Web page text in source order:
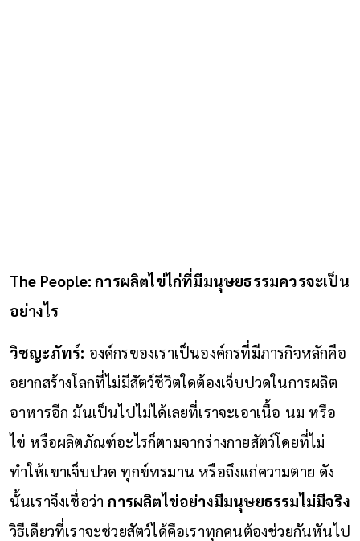
The People: การผลิตไข่ไก่ที่มีมนุษยธรรมควรจะเป็น
อย่างไร
วิชญะภัทร์: องค์กรของเราเป็นองค์กรที่มีภารกิจหลักคือ
อยากสร้างโลกที่ไม่มีสัตว์ชีวิตใดต้องเจ็บปวดในการผลิต
อาหารอีก มันเป็นไปไม่ได้เลยที่เราจะเอาเนื้อ นม หรือ
ไข่ หรือผลิตภัณฑ์อะไรก็ตามจากร่างกายสัตว์โดยที่ไม่
ทำให้เขาเจ็บปวด ทุกข์ทรมาน หรือถึงแก่ความตาย ดัง
นั้นเราจึงเชื่อว่าการผลิตไข่อย่างมีมนุษยธรรมไม่มีจริง
วิธีเดียวที่เราจะช่วยสัตว์ได้คือเราทุกคนต้องช่วยกันหันไป